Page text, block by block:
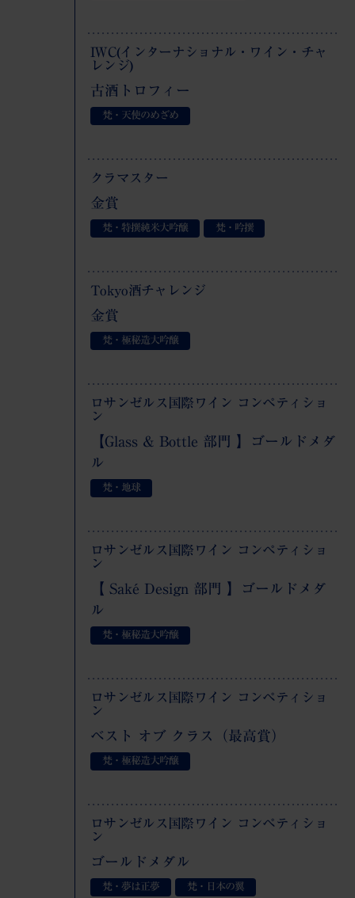
IWC(インターナショナル・ワイン・チャ
レンジ)
古酒トロフィー
梵・天使のめざめ
クラマスター
金賞
梵・特撰純米大吟醸 梵・吟撰
Tokyo酒チャレンジ
金賞
梵・極秘造大吟醸
ロサンゼルス国際ワイン コンペティショ
ン
【Glass & Bottle 部門 】ゴールドメダ
ル
梵・地球
ロサンゼルス国際ワイン コンペティショ
ン
【 Saké Design 部門 】ゴールドメダ
ル
梵・極秘造大吟醸
ロサンゼルス国際ワイン コンペティショ
ン
ベスト オブ クラス（最高賞）
梵・極秘造大吟醸
ロサンゼルス国際ワイン コンペティショ
ン
ゴールドメダル
梵・夢は正夢
梵・日本の翼